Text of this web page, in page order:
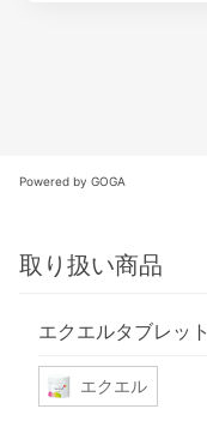
Powered by GOGA
取り扱い商品
エクエルタブレット
エクエル